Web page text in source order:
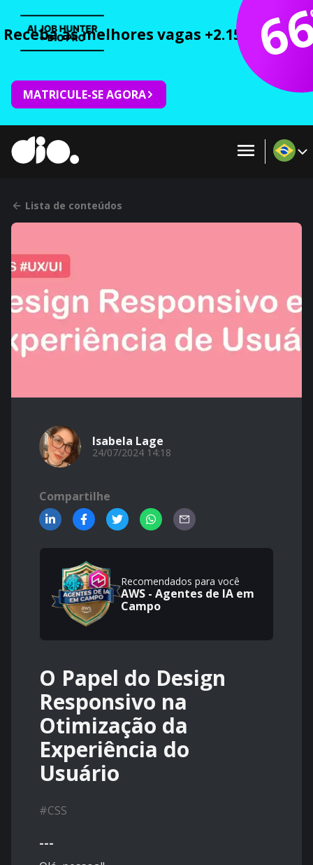
Receba as melhores vagas +2.150 cursos
MATRICULE-SE AGORA
Lista de conteúdos
Isabela Lage
24/07/2024 14:18
Compartilhe
Recomendados para você
AWS - Agentes de IA em
Campo
O Papel do Design
Responsivo na
Otimização da
Experiência do
Usuário
#CSS
---